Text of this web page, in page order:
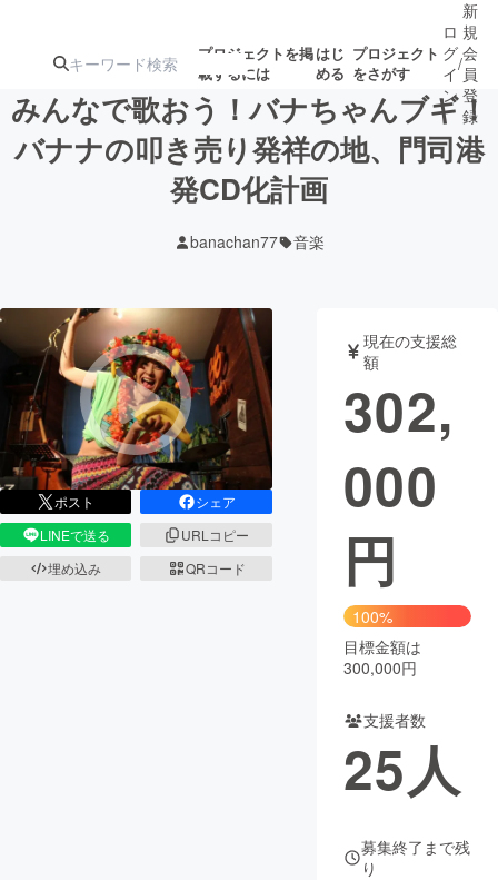
プロジェクトを掲
載するには
はじ
める
プロジェクト
をさがす
注目の新着プロ募集終了が近いプ
テクノロジー・ガジェット
映像・映画 書籍・雑誌
ビジネス・起業 チャレンジ
まちづくり・地域活性化
CAMPFIRE Creation
コミュニティ
ロ
グ
イ
ン
/
新
規
会
員
登
録
みんなで歌おう！バナちゃんブギ！
バナナの叩き売り発祥の地、門司港
発CD化計画
banachan77 音楽
ポスト
シェア
LINEで送る
URLコピー
埋め込み
QRコード
現在の支援総
額
302,
000
円
100%
目標金額は
300,000円
支援者数
25人
募集終了まで残
り